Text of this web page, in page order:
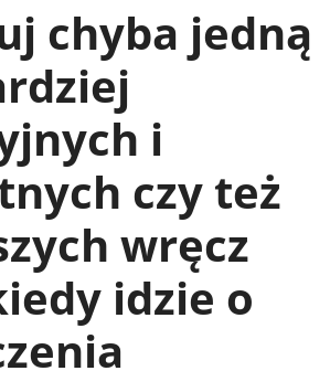
chyba jedną
i
czy też
wręcz
idzie o